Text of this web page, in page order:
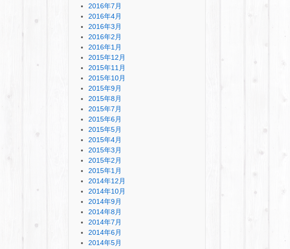
2016年7月
2016年4月
2016年3月
2016年2月
2016年1月
2015年12月
2015年11月
2015年10月
2015年9月
2015年8月
2015年7月
2015年6月
2015年5月
2015年4月
2015年3月
2015年2月
2015年1月
2014年12月
2014年10月
2014年9月
2014年8月
2014年7月
2014年6月
2014年5月